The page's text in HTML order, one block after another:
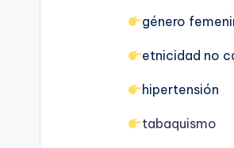
género
etnicidad no
hipertensión
tabaquismo